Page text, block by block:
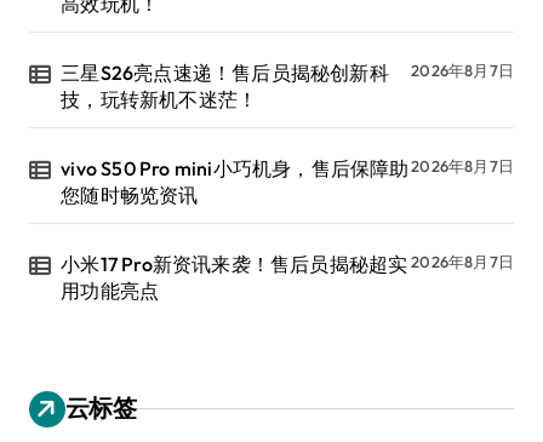
三星S26亮点速递！售后员揭秘创新科
技，玩转新机不迷茫！
2026年8月7日
vivo S50 Pro mini小巧机身，售后保障助
您随时畅览资讯
2026年8月7日
小米17 Pro新资讯来袭！售后员揭秘超实
用功能亮点
2026年8月7日
云标签